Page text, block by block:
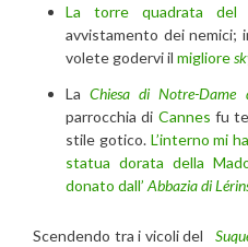
La torre quadrata del
avvistamento dei nemici;
volete godervi il migliore
LaChiesa di Notre-Dame
parrocchia di Cannesfu
stile gotico. L’interno mi
statua dorata della
donato dall’ Abbazia di
Scendendo tra i vicoli del